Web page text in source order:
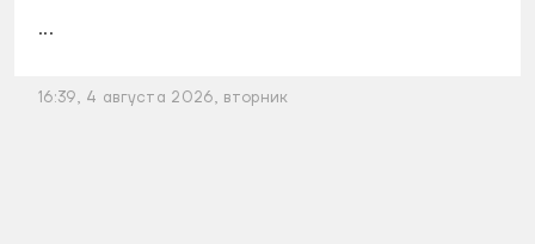
...
16:39, 4 августа 2026, вторник